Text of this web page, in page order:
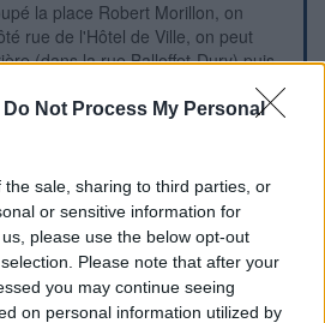
Do Not Process My Personal
sale, sharing to third parties, or
or sensitive information for
please use the below opt-out
Please note that after your
you may continue seeing
on personal information utilized by
la place Robert Morillon, on
rue de l'Hôtel de Ville, on peut
(dans la rue Balloffet-Dury) puis
puis prendre à droite l'allée
qui longe un long bâtiment,
N.B. : Le lavabo est relativement